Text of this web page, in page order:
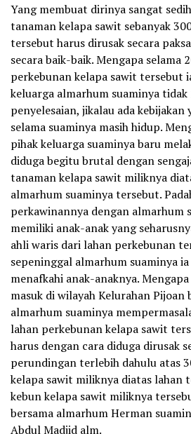
Yang membuat dirinya sangat
tanaman kelapa sawit sebanyak
tersebut harus dirusak secara
secara baik-baik. Mengapa selama
perkebunan kelapa sawit tersebut
keluarga almarhum suaminya tidak
penyelesaian, jikalau ada
selama suaminya masih hidup.
pihak keluarga suaminya baru
diduga begitu brutal dengan
tanaman kelapa sawit miliknya
almarhum suaminya tersebut.
perkawinannya dengan almarhum
memiliki anak-anak yang
ahli waris dari lahan perkebunan
sepeninggal almarhum suaminya
menafkahi anak-anaknya.
masuk di wilayah Kelurahan
almarhum suaminya
lahan perkebunan kelapa sawit
harus dengan cara diduga dirusak
perundingan terlebih dahulu atas
kelapa sawit miliknya diatas lahan
kebun kelapa sawit miliknya
bersama almarhum Herman
Abdul Madjid alm.